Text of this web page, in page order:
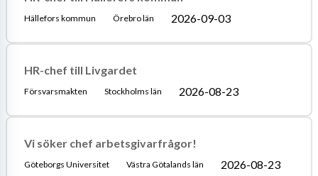
Hällefors kommun Örebro län 2026-09-03
HR-chef till Livgardet
Försvarsmakten Stockholms län 2026-08-23
Vi söker chef arbetsgivarfrågor!
Göteborgs Universitet Västra Götalands län 2026-08-23